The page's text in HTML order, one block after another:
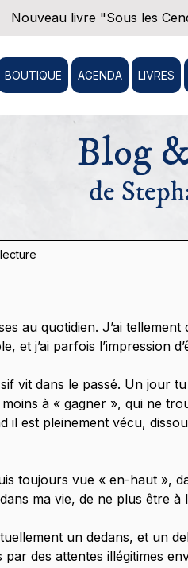
Nouveau livre "Sous les
BOUTIQUE AGENDA LIVRES
Blog
de
au quotidien. J’ai
et j’ai parfois l’impression
vit dans le passé. Un jour tu
à « gagner », qui ne
il est pleinement vécu,
toujours vue « en-haut »,
ma vie, de ne plus être
un dedans, et un
des attentes illégitimes